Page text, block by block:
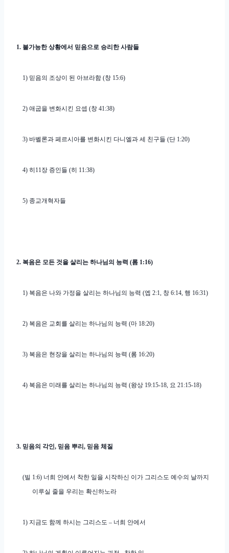
1. 불가능한 상황에서 믿음으로 승리한 사람들
1) 믿음의 조상이 된 아브라함(창 15:6)
2)애굽을 변화시킨 요셉(창41:38)
3) 바벨론과 페르시아를 변화시킨 다니엘과 세 친구들(단 1:20)
4)히 11장 증인들(히 11:38)
5) 종교개혁자들
2. 복음은 모든 것을 살리는 하나님의 능력 (롬 1:16)
1) 복음은 나와 가정을 살리는 하나님의 능력(엡2:1, 창6:14,행 16:31)
2) 복음은 교회를 살리는 하나님의 능력(마 18:20)
3) 복음은 현장을 살리는 하나님의 능력(롬 16:20)
4) 복음은 미래를 살리는 하나님의 능력(왕상 19:15-18, 요21:15-18)
3. 믿음의 각인, 믿음 뿌리 , 믿음 체질
(빌 1:6) 너희 안에서 착한 일을 시작하신 이가 그리스도 예수의 날까지
이루실 줄을 우리는 확신하노라
1) 지금도 함께 하시는 그리스도– 너희 안에서